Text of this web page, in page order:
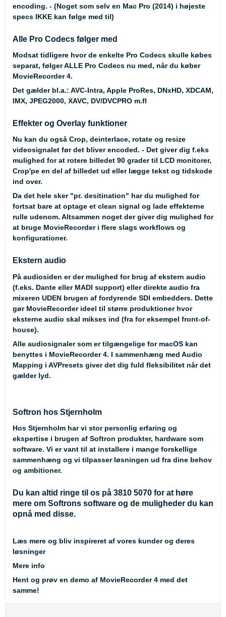
encoding. - (Noget som selv en Mac Pro (2014) i højeste
specs IKKE kan følge med til)
Alle Pro Codecs følger med
Modsat tidligere hvor de enkelte Pro Codecs skulle købes
separat, følger ALLE Pro Codecs nu med, når du køber
MovieRecorder 4.
Det gælder bl.a.: AVC-Intra, Apple ProRes, DNxHD, XDCAM,
IMX, JPEG2000, XAVC, DV/DVCPRO m.fl
Effekter og Overlay funktioner
Nu kan du også Crop, deinterlace, rotate og resize
videosignalet før det bliver encoded. - Det giver dig f.eks
mulighed for at rotere billedet 90 grader til LCD monitorer,
Crop'pe en del af billedet ud eller lægge tekst og tidskode
ind over.
Da det hele sker "pr. desitination" har du mulighed for
fortsat bare at optage et clean signal og lade effekterne
rulle udenom. Altsammen noget der giver dig mulighed for
at bruge MovieRecorder i flere slags workflows og
konfigurationer.
Ekstern audio
På audiosiden er der mulighed for brug af ekstern audio
(f.eks. Dante eller MADI support) eller direkte audio fra
mixeren UDEN brugen af fordyrende SDI embedders. Dette
gør MovieRecorder ideel til større produktioner hvor
eksterne audio skal mikses ind (fra for eksempel front-of-
house).
Alle audiosignaler som er tilgængelige for macOS kan
benyttes i MovieRecorder 4. I sammenhæng med Audio
Mapping i AVPresets giver det dig fuld fleksibilitet når det
gælder lyd.
Softron hos Stjernholm
Hos Stjernholm har vi stor personlig erfaring og
ekspertise i brugen af Softron produkter, hardware som
software. Vi er vant til at installere i mange forskellige
sammenhæng og vi tilpasser løsningen ud fra dine behov
og ambitioner.
Du kan altid ringe til os på 3810 5070 for at høre
mere om Softrons software og de muligheder du kan
opnå med disse.
Læs mere og bliv inspireret af vores kunder og deres
løsninger
Mere info
Hent og prøv en demo af MovieRecorder 4 med det
samme!